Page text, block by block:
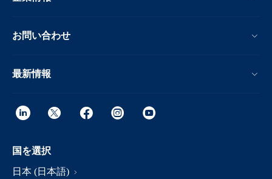
お問い合わせ
最新情報
国を選択
日本 (日本語)